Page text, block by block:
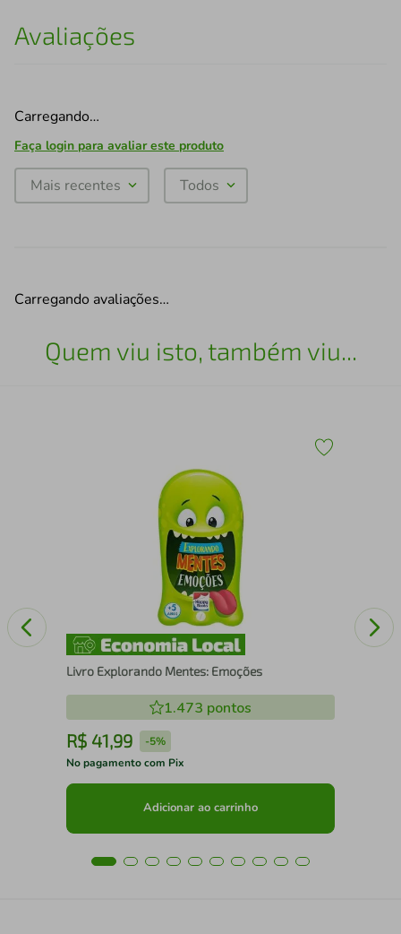
Avaliações
Carregando…
Faça login para avaliar este produto
Mais recentes Todos
Carregando avaliações…
Quem viu isto, também viu...
Livro Explorando Mentes: Emoções
1.473 pontos
R$ 41,99 -5%
No pagamento com Pix
Adicionar ao carrinho